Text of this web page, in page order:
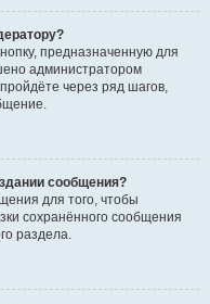
предназначенную для
администратором
через ряд шагов,
сообщения?
для того, чтобы
сохранённого сообщения
раздела.